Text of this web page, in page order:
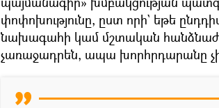
փոփոխությունը, ըստ որի` եթե
նախագահի կամ մշտական
չառաջադրեն, ապա խորհրդարանը